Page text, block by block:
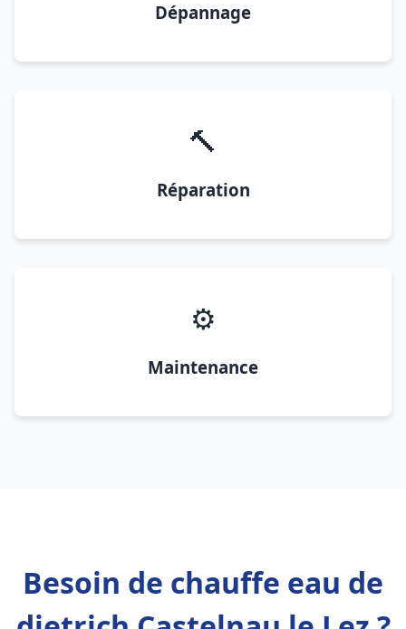
Dépannage
🔨
Réparation
⚙️
Maintenance
Besoin de chauffe eau de